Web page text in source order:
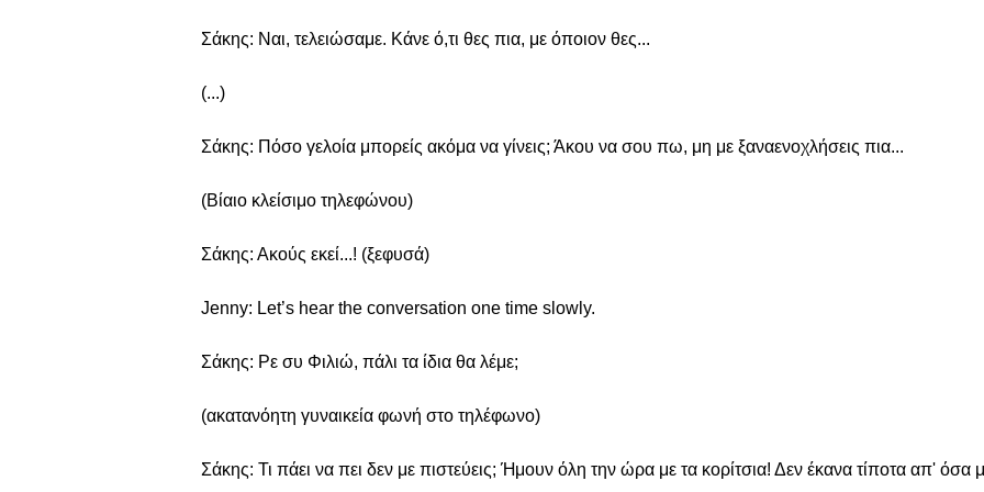
Σάκης: Ναι, τελειώσαμε. Κάνε ό,τι θες πια, με όποιον θες...
(...)
Σάκης: Πόσο γελοία μπορείς ακόμα να γίνεις; Άκου να σου πω, μη με ξαναενοχλήσεις πια...
(Βίαιο κλείσιμο τηλεφώνου)
Σάκης: Ακούς εκεί...! (ξεφυσά)
Jenny: Let’s hear the conversation one time slowly.
Σάκης: Ρε συ Φιλιώ, πάλι τα ίδια θα λέμε;
(ακατανόητη γυναικεία φωνή στο τηλέφωνο)
Σάκης: Τι πάει να πει δεν με πιστεύεις; Ήμουν όλη την ώρα με τα κορίτσια! Δεν έκανα τίποτα απ' όσα